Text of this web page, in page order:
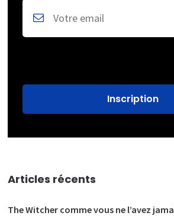
Articles récents
The Witcher comme vous ne l’avez